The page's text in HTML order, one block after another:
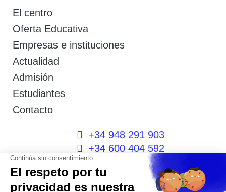
El centro
Oferta Educativa
Empresas e instituciones
Actualidad
Admisión
Estudiantes
Contacto
+34 948 291 903
+34 600 404 592
I
n
F
a
T
w
L
i
i
Y
o